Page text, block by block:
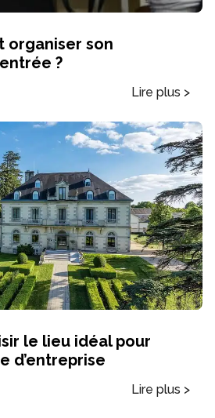
organiser son
?
Lire plus >
le lieu idéal pour
d’entreprise
Lire plus >